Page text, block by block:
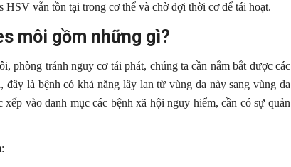
vẫn tồn tại trong cơ thể và chờ đợi thời cơ để tái hoạt.
môi gồm những gì?
phòng tránh nguy cơ tái phát, chúng ta cần nắm bắt được các
đây là bệnh có khả năng lây lan từ vùng da này sang vùng da
vào danh mục các bệnh xã hội nguy hiểm, cần có sự quản